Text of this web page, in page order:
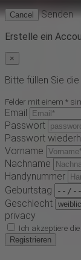
Cancel
Senden
Erstelle ein
×
Bitte füllen Sie
Felder mit einem *
Email
Passwort
Passwort
Vorname
Nachname
Handynummer
Geburtstag
Geschlecht
privacy
Ich akzeptiere die
Registrieren